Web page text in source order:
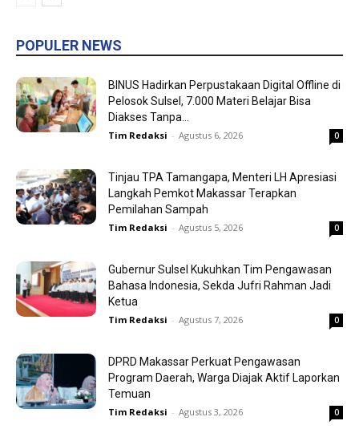
POPULER NEWS
BINUS Hadirkan Perpustakaan Digital Offline di
Pelosok Sulsel, 7.000 Materi Belajar Bisa
Diakses Tanpa...
Tim Redaksi - Agustus 6, 2026 0
Tinjau TPA Tamangapa, Menteri LH Apresiasi
Langkah Pemkot Makassar Terapkan
Pemilahan Sampah
Tim Redaksi - Agustus 5, 2026 0
Gubernur Sulsel Kukuhkan Tim Pengawasan
Bahasa Indonesia, Sekda Jufri Rahman Jadi
Ketua
Tim Redaksi - Agustus 7, 2026 0
DPRD Makassar Perkuat Pengawasan
Program Daerah, Warga Diajak Aktif Laporkan
Temuan
Tim Redaksi - Agustus 3, 2026 0